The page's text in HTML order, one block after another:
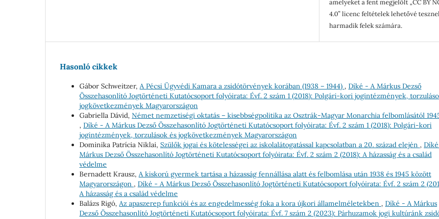
amelyeket a fent megjelölt „CC BY
4.0” licenc feltételek lehetővé
harmadik felek számára.
Hasonló cikkek
Gábor Schweitzer, A Pécsi Ügyvédi Kamara a zsidótörvények korában (1938 – 1944) , Díké - A Márkus Dezső
Összehasonlító Jogtörténeti Kutatócsoport folyóirata: Évf. 2 szám 1 (2018): Polgári-kori jogintézmények,
jogkövetkezmények Magyarországon
Gabriella Dávid, Német nemzetiségi oktatás – kisebbségpolitika az Osztrák-Magyar Monarchia felbomlásától
, Díké - A Márkus Dezső Összehasonlító Jogtörténeti Kutatócsoport folyóirata: Évf. 2 szám 1 (2018): Polgári-kori
jogintézmények, torzulások és jogkövetkezmények Magyarországon
Dominika Patrícia Niklai, Szülők jogai és kötelességei az iskolalátogatással kapcsolatban a 20. század elején ,
Márkus Dezső Összehasonlító Jogtörténeti Kutatócsoport folyóirata: Évf. 2 szám 2 (2018): A házasság és a család
védelme
Bernadett Krausz, A kiskorú gyermek tartása a házasság fennállása alatt és felbomlása után 1938 és 1945 között
Magyarországon , Díké - A Márkus Dezső Összehasonlító Jogtörténeti Kutatócsoport folyóirata: Évf. 2 szám 2
A házasság és a család védelme
Balázs Rigó, Az apaszerep funkciói és az engedelmesség foka a kora újkori államelméletekben , Díké - A Márkus
Dezső Összehasonlító Jogtörténeti Kutatócsoport folyóirata: Évf. 7 szám 2 (2023): Párhuzamok jogi kultúránk